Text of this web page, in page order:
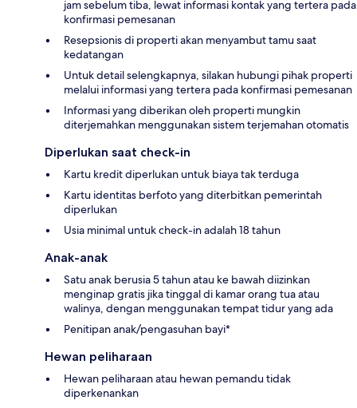
jam sebelum tiba, lewat informasi kontak yang tertera pada
konfirmasi pemesanan
Resepsionis di properti akan menyambut tamu saat
kedatangan
Untuk detail selengkapnya, silakan hubungi pihak properti
melalui informasi yang tertera pada konfirmasi pemesanan
Informasi yang diberikan oleh properti mungkin
diterjemahkan menggunakan sistem terjemahan otomatis
Diperlukan saat check-in
Kartu kredit diperlukan untuk biaya tak terduga
Kartu identitas berfoto yang diterbitkan pemerintah
diperlukan
Usia minimal untuk check-in adalah 18 tahun
Anak-anak
Satu anak berusia 5 tahun atau ke bawah diizinkan
menginap gratis jika tinggal di kamar orang tua atau
walinya, dengan menggunakan tempat tidur yang ada
Penitipan anak/pengasuhan bayi*
Hewan peliharaan
Hewan peliharaan atau hewan pemandu tidak
diperkenankan